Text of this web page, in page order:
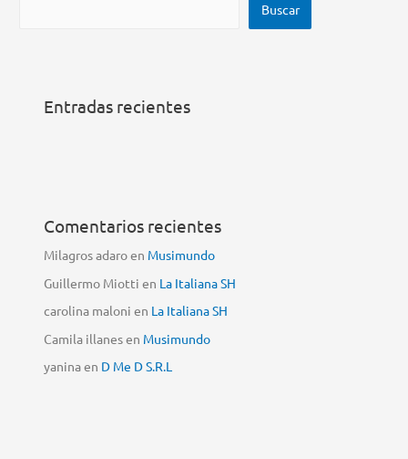
Buscar
Entradas recientes
Comentarios recientes
Milagros adaroen Musimundo
Guillermo Miotti en La Italiana SH
carolina maloni en La Italiana SH
Camila illanesen Musimundo
yaninaen D Me D S.R.L